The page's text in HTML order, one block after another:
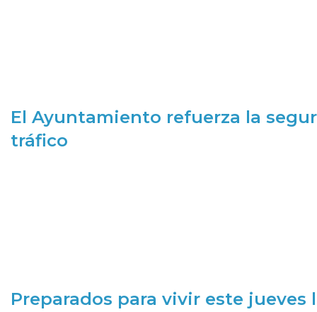
El Ayuntamiento refuerza la
tráfico
Preparados para vivir este jueves